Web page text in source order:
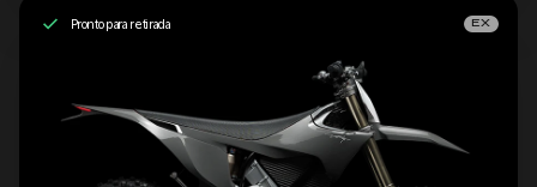
Pronto para retirada EX